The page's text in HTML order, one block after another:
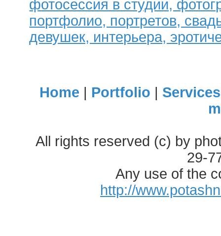
фотосессия в студии,
портфолио, портретов,
девушек, интерьера,
Home | Portfolio | Services
All rights reserved (c) by
29-
Any use of the
http://